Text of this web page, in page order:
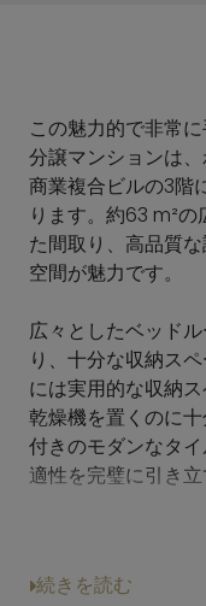
この魅力的で非常
分譲マンションは
商業複合ビルの3階
ります。約63 m²
た間取り、高品質
空間が魅力です。
広々としたベッド
り、十分な収納ス
には実用的な収納
乾燥機を置くのに
付きのモダンなタ
適性を完璧に引き立
プンキッチンがリ
続きを読む